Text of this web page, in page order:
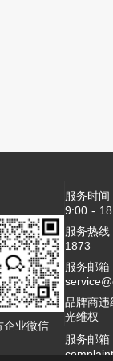
企业微信
服务时
9:00 -
服务热
1873
服务邮箱
品牌商违
光维权
服务邮箱